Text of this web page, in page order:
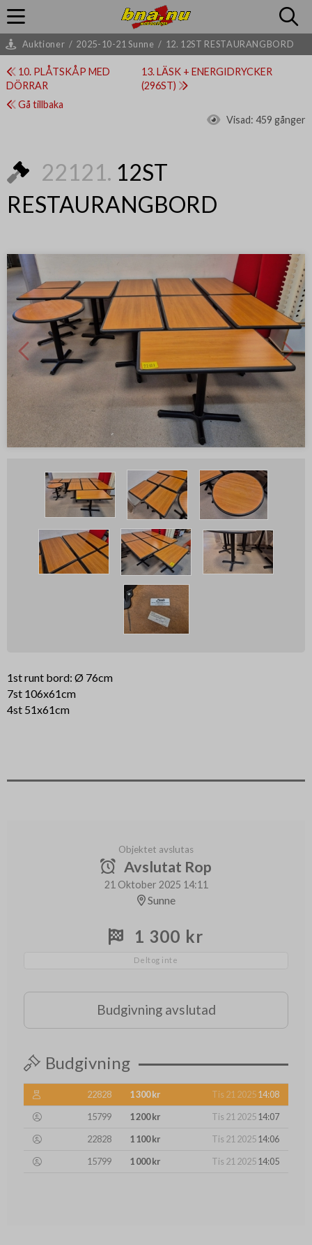
Auktioner / 2025-10-21 Sunne / 12. 12ST RESTAURANGBORD
10. PLÅTSKÅP MED
DÖRRAR
13. LÄSK + ENERGIDRYCKER
(296ST)
Gå tillbaka
Visad: 459 gånger
22121. 12ST
RESTAURANGBORD
1st runt bord: Ø 76cm
7st 106x61cm
4st 51x61cm
Objektet avslutas
Avslutat Rop
21 Oktober 2025 14:11
Sunne
1 300 kr
Deltog inte
Budgivning avslutad
Budgivning
22828 1 300 kr Tis 21 202514:08
15799
1 200 kr Tis 21 202514:07
22828
1 100 kr Tis 21 202514:06
15799
1 000 kr Tis 21 202514:05